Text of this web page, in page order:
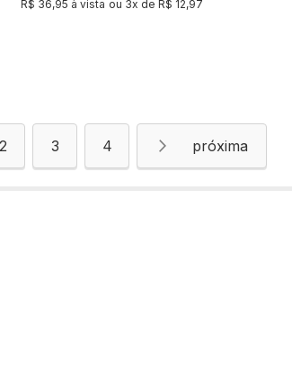
R$ 36,95 à vista ou 3x deR$ 12,97
lendo a pagina
Página
2 Página
3 Página
4 Página
Próximo